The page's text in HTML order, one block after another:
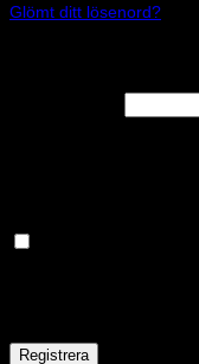
Glömt ditt lösenord?
Registrera